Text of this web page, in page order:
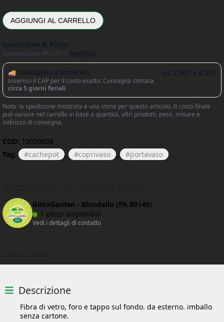
AGGIUNGI AL CARRELLO
Destinazione: PA – IT —
🚚 Spedizione a domicilio
Inserisci il CAP per il costo esatto. Consegna stimata:
circa 5 giorni feriali
Nota: la spedizione mostrata è una stima per questo articolo. Il costo finale
può variare nel carrello in base a quantità, altri prodotti, peso, misure e
indirizzo di consegna.
COD: 10050608
Tag:
cachepot , coprivaso , portavaso
GittoGarden - Mondello (PA 90149)
1 pezzi disponibili
Vedi i dettagli di contatto
Descrizione
Fibra di vetro, foro e tappo sul fondo. da esterno. imballo
senza cartone.